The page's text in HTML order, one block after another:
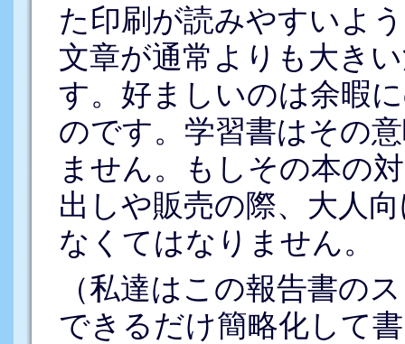
た印刷が読みやすいよ
文章が通常よりも大き
す。好ましいのは余暇
のです。学習書はその
ません。もしその本の
出しや販売の際、大人
なくてはなりません。
（私達はこの報告書の
できるだけ簡略化して